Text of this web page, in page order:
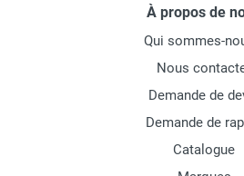
À propos de
Qui sommes-
Nous
Demande de
Demande de
Catalogue